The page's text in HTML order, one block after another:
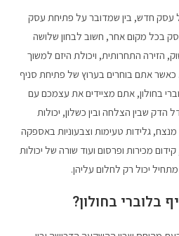
עסק חדש, בין שמדובר על פתיחת עסק
בכל מקום אחר, חשוב לבחון שלושה
הזירה התחרותית, ויכולת היזם למשוך
אתם בוחרים בערוץ של פתיחת סניף
בחולון, אתם מציידים את עצמכם עם
הדק שבין הצלחה ובין כשלון, יכולות
גלידות טעימות וצבעוניות באספקה
מכירות ופרסום ועוד שורה של יכולות
יכול רק לחלום עליהן.
בלוברי בחולון?